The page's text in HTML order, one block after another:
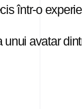
într-o
avatar